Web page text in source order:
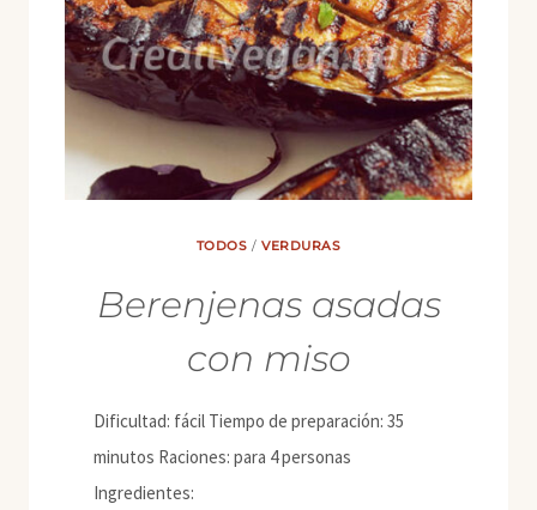
TODOS / VERDURAS
Berenjenas asadas
con miso
Dificultad: fácil Tiempo de preparación: 35
minutos Raciones: para 4 personas
Ingredientes: